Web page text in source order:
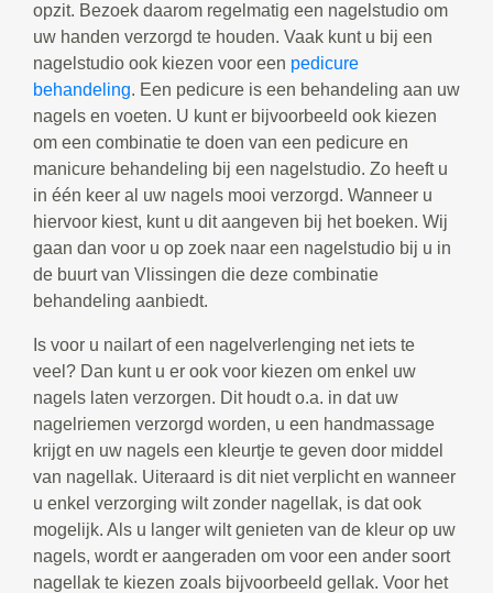
opzit. Bezoek daarom regelmatig een nagelstudio om
uw handen verzorgd te houden. Vaak kunt u bij een
nagelstudio ook kiezen voor een pedicure
behandeling. Een pedicure is een behandeling aan uw
nagels en voeten. U kunt er bijvoorbeeld ook kiezen
om een combinatie te doen van een pedicure en
manicure behandeling bij een nagelstudio. Zo heeft u
in één keer al uw nagels mooi verzorgd. Wanneer u
hiervoor kiest, kunt u dit aangeven bij het boeken. Wij
gaan dan voor u op zoek naar een nagelstudio bij u in
de buurt van Vlissingen die deze combinatie
behandeling aanbiedt.
Is voor u nailart of een nagelverlenging net iets te
veel? Dan kunt u er ook voor kiezen om enkel uw
nagels laten verzorgen. Dit houdt o.a. in dat uw
nagelriemen verzorgd worden, u een handmassage
krijgt en uw nagels een kleurtje te geven door middel
van nagellak. Uiteraard is dit niet verplicht en wanneer
u enkel verzorging wilt zonder nagellak, is dat ook
mogelijk. Als u langer wilt genieten van de kleur op uw
nagels, wordt er aangeraden om voor een ander soort
nagellak te kiezen zoals bijvoorbeeld gellak. Voor het